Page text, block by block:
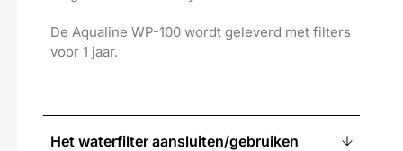
De Aqualine WP-100 wordt geleverd met filters
voor 1 jaar.
Het waterfilter aansluiten/gebruiken